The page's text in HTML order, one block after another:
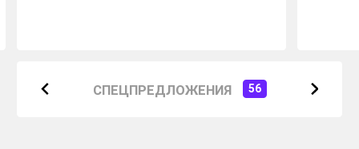
СПЕЦПРЕДЛОЖЕНИЯ 56